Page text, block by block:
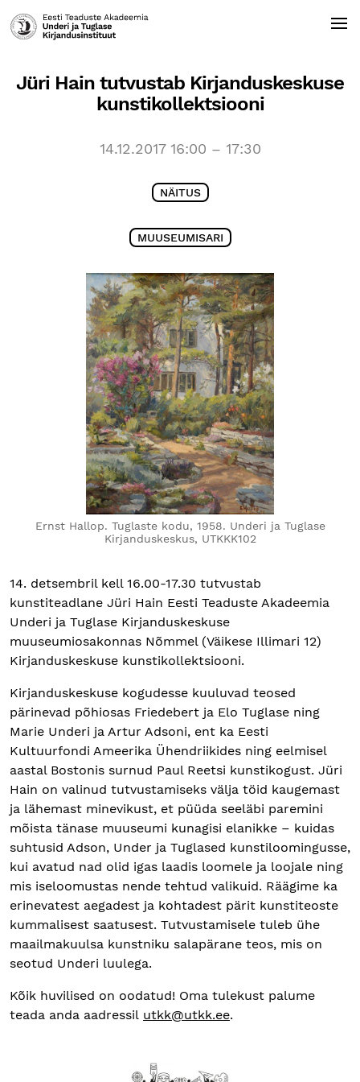
Jüri Hain tutvustab Kirjanduskeskuse
kunstikollektsiooni
14.12.2017 16:00 – 17:30
NÄITUS
MUUSEUMISARI
Ernst Hallop. Tuglaste kodu, 1958. Underi ja Tuglase
Kirjanduskeskus, UTKKK102
14. detsembril kell 16.00-17.30 tutvustab
kunstiteadlane Jüri Hain Eesti Teaduste Akadeemia
Underi ja Tuglase Kirjanduskeskuse
muuseumiosakonnas Nõmmel (Väikese Illimari 12)
Kirjanduskeskuse kunstikollektsiooni.
Kirjanduskeskuse kogudesse kuuluvad teosed
pärinevad põhiosas Friedebert ja Elo Tuglase ning
Marie Underi ja Artur Adsoni, ent ka Eesti
Kultuurfondi Ameerika Ühendriikides ning eelmisel
aastal Bostonis surnud Paul Reetsi kunstikogust. Jüri
Hain on valinud tutvustamiseks välja töid kaugemast
ja lähemast minevikust, et püüda seeläbi paremini
mõista tänase muuseumi kunagisi elanikke – kuidas
suhtusid Adson, Under ja Tuglased kunstiloomingusse,
kui avatud nad olid igas laadis loomele ja loojale ning
mis iseloomustas nende tehtud valikuid. Räägime ka
erinevatest aegadest ja kohtadest pärit kunstiteoste
kummalisest saatusest. Tutvustamisele tuleb ühe
maailmakuulsa kunstniku salapärane teos, mis on
seotud Underi luulega.
Kõik huvilised on oodatud! Oma tulekust palume
teada anda aadressil utkk@utkk.ee.